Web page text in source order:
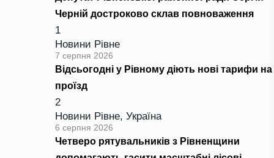
Черній достроково склав повноваження
1
Новини Рівне
7 серпня 2026
Відсьогодні у Рівному діють нові тарифи на
проїзд
2
Новини Рівне, Україна
6 серпня 2026
Четверо рятувальників з Рівненщини